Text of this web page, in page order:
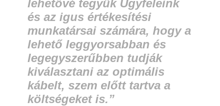
lehetővé tegyük Ügyfeleink
és az igus értékesítési
munkatársai számára, hogy a
lehető leggyorsabban és
legegyszerűbben tudják
kiválasztani az optimális
kábelt, szem előtt tartva a
költségeket is.”